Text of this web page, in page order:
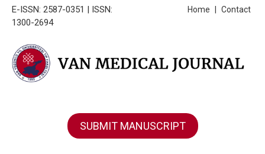
E-ISSN: 2587-0351 | ISSN:
1300-2694
Contact
Home
SUBMIT MANUSCRIPT